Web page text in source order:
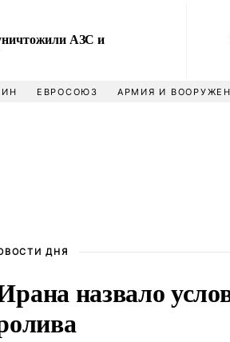
АЗС и
ЕВРОСОЮЗ АРМИЯ И
ДНЯ
назвало